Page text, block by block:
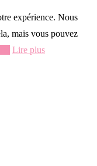
expérience. Nous
mais vous pouvez
Lire plus